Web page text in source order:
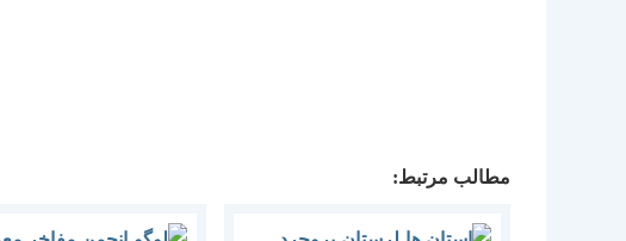
مطالب مرتبط: